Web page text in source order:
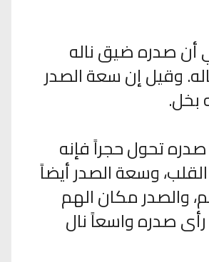
صدره ضيق ناله
وقيل إن سعة الصدر
تحول حجراً فإنه
وسعة الصدر أيضاً
والصدر مكان الهم
صدره واسعاً نال